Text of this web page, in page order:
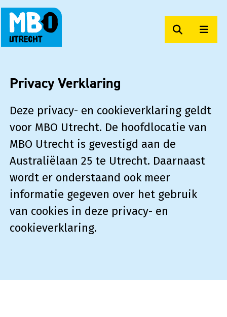
Zoeken
Privacy Verklaring
Deze privacy- en cookieverklaring geldt
voor MBO Utrecht. De hoofdlocatie van
MBO Utrecht is gevestigd aan de
Australiëlaan 25 te Utrecht. Daarnaast
wordt er onderstaand ook meer
informatie gegeven over het gebruik
van cookies in deze privacy- en
cookieverklaring.